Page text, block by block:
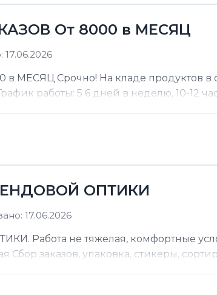
От 8000 в МЕСЯЦ
Срочно! На кладе продуктов в
работы: 5 6 дней в неделю, 10-12
ОПТИКИ
17.06.2026
Работа не тяжелая, комфортные
Сбор заказов, упаковка, стикеры,